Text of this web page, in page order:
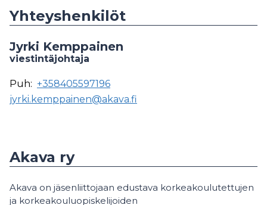
Yhteyshenkilöt
Jyrki Kemppainen
viestintäjohtaja
Puh: +358405597196
jyrki.kemppainen@akava.fi
Akava ry
Akava on jäsenliittojaan edustava korkeakoulutettujen
ja korkeakouluopiskelijoiden